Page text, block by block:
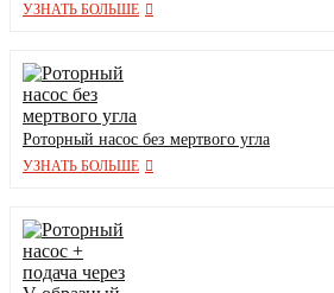
УЗНАТЬ БОЛЬШЕ
Роторный насос без мертвого угла
УЗНАТЬ БОЛЬШЕ